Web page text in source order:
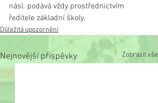
násl. podává vždy prostřednictvím
ředitele základní školy.
Důležitá upozornění
Nejnovější příspěvky Zobrazit vše